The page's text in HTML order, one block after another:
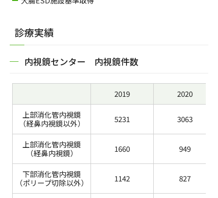
診療実績
内視鏡センター 内視鏡件数
2019 2020
上部消化管内視鏡
（経鼻内視鏡以外）
5231 3063
上部消化管内視鏡
（経鼻内視鏡）
1660 949
下部消化管内視鏡
（ポリープ切除以外）
1142 827